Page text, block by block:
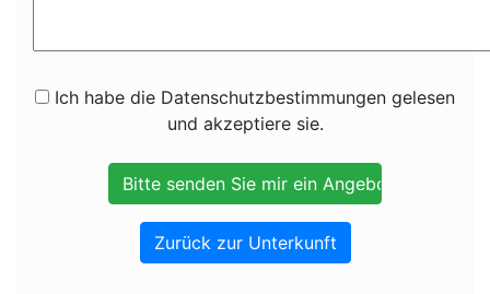
Ich habe die Datenschutzbestimmungen gelesen
und akzeptiere sie.
Zurück zur Unterkunft